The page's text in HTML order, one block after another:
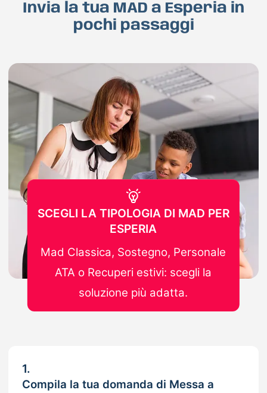
Invia la tua MAD a Esperia in
pochi passaggi
1.
Compila la tua domanda di Messa a
SCEGLI LA TIPOLOGIA DI MAD PER
ESPERIA
Mad Classica, Sostegno, Personale
ATA o Recuperi estivi: scegli la
soluzione più adatta.